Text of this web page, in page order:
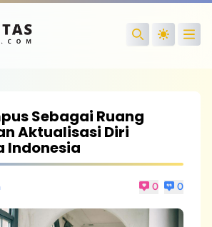
Search
Sebagai Ruang
Aktualisasi Diri
Indonesia
0 0